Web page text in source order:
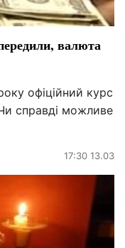
валюта
офіційний курс
справді можливе
17:30 13.03